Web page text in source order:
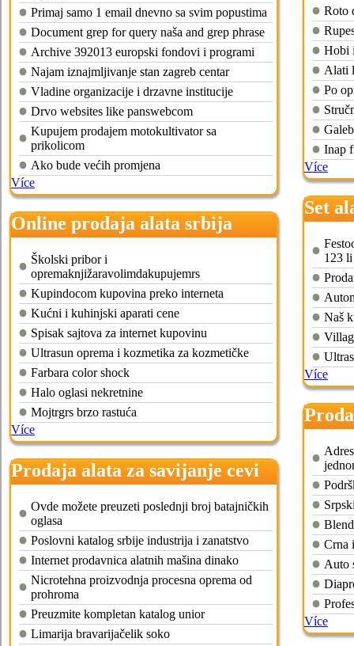
Primaj samo 1 email dnevno sa svim popustima
Document grep for query naša and grep phrase
Archive 392013 europski fondovi i programi
Najam iznajmljivanje stan zagreb centar
Vladine organizacije i drzavne institucije
Drvo websites like panswebcom
Kupujem prodajem motokultivator sa
prikolicom
Ako bude većih promjena
Více
Online prodaja alata srbija
Školski pribor i
opremaknjižaravolimdakupujemrs
Kupindocom kupovina preko interneta
Kućni i kuhinjski aparati cene
Spisak sajtova za internet kupovinu
Ultrasun oprema i kozmetika za kozmetičke
Farbara color shock
Halo oglasi nekretnine
Mojtrgrs brzo rastuća
Více
Prodaja alata za savijanje cevi
Ovde možete preuzeti poslednji broj batajničkih
oglasa
Poslovni katalog srbije industrija i zanatstvo
Internet prodavnica alatnih mašina dinako
Nicrotehna proizvodnja procesna oprema od
prohroma
Preuzmite kompletan katalog unior
Limarija bravarijačelik soko
Roto
Hobi
Alati
Po
Inap
Více
Set
123
Naš
Více
Crna
Auto
Více